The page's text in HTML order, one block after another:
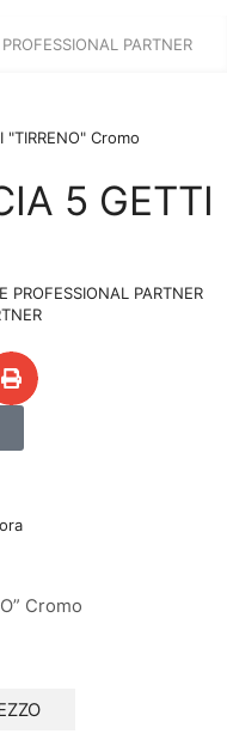
PARTNER
5 GETTI
PROFESSIONAL PARTNER
Cromo